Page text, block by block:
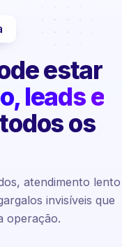
estar
leads e
os
atendimento lento
invisíveis que
operação.